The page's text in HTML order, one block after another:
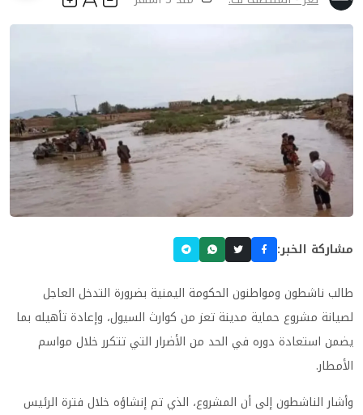
مشاركة الخبر:
طالب ناشطون ومواطنون الحكومة اليمنية بضرورة التدخل العاجل
لصيانة مشروع حماية مدينة تعز من كوارث السيول، وإعادة تأهيله بما
يضمن استعادة دوره في الحد من الأضرار التي تتكرر خلال مواسم
الأمطار.
وأشار الناشطون إلى أن المشروع، الذي تم إنشاؤه خلال فترة الرئيس